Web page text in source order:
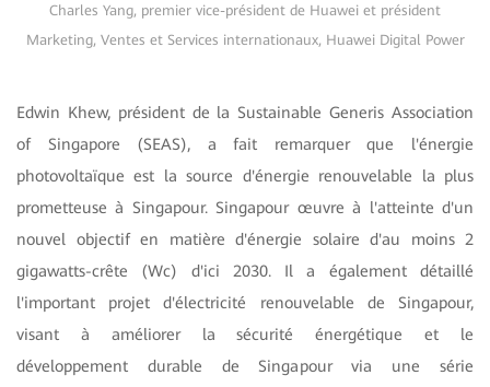
Charles Yang, premier vice-président de Huawei et président
Marketing, Ventes et Services internationaux, Huawei Digital Power
Edwin Khew, président de la Sustainable Generis Association
of Singapore (SEAS), a fait remarquer que l'énergie
photovoltaïque est la source d'énergie renouvelable la plus
prometteuse à Singapour. Singapour œuvre à l'atteinte d'un
nouvel objectif en matière d'énergie solaire d'au moins 2
gigawatts-crête (Wc) d'ici 2030. Il a également détaillé
l'important projet d'électricité renouvelable de Singapour,
visant à améliorer la sécurité énergétique et le
développement durable de Singapour via une série